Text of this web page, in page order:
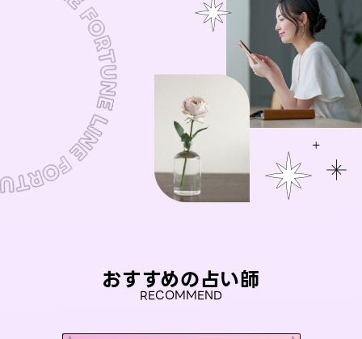
おすすめの占い師
RECOMMEND